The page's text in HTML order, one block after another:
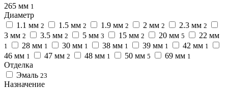
265 мм 1
Диаметр
1.1 мм 2 1.5 мм 2 1.9 мм 2 2 мм 2 2.3 мм 2
3 мм 2 3.5 мм 2 5 мм 3 15 мм 2 20 мм 5 22 мм
1 28 мм 1 30 мм 1 38 мм 1 39 мм 1 42 мм 1
46 мм 1 47 мм 2 48 мм 1 50 мм 5 69 мм 1
Отделка
Эмаль 23
Назначение